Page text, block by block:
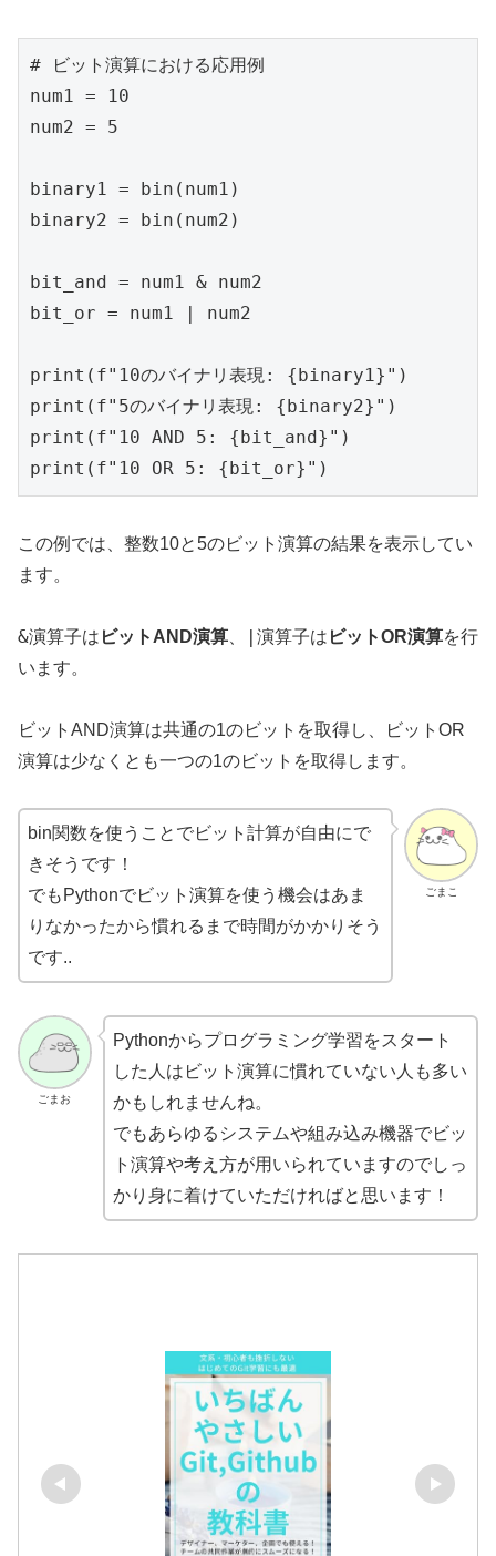
# ビット演算における応用例
num1 = 10
num2 = 5
binary1 = bin(num1)
binary2 = bin(num2)
bit_and = num1 & num2
bit_or = num1 | num2
print(f"10のバイナリ表現: {binary1}")
print(f"5のバイナリ表現: {binary2}")
print(f"10 AND 5: {bit_and}")
print(f"10 OR 5: {bit_or}")
この例では、整数10と5のビット演算の結果を表示してい
ます。
&演算子は ビットAND演算 | 演算子は ビットOR演算を行
います。
ビットAND演算は共通の1のビットを取得し、ビットOR
演算は少なくとも一つの1のビットを取得します。
ごまこ
bin関数を使うことでビット計算が自由にで
きそうです！
でもPythonでビット演算を使う機会はあま
りなかったから慣れるまで時間がかかりそう
です..
ごまお
Pythonからプログラミング学習をスタート
した人はビット演算に慣れていない人も多い
かもしれませんね。
でもあらゆるシステムや組み込み機器でビッ
ト演算や考え方が用いられていますのでしっ
かり身に着けていただければと思います！